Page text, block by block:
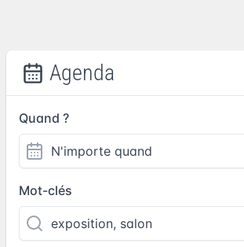
Agenda
Quand ?
Mot-clés